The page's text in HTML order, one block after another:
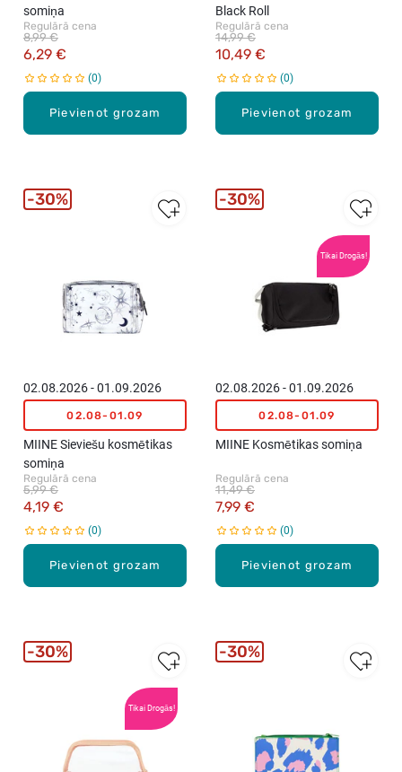
Pievienot grozam
somiņa
Regulārā cena
6,29 €
8,99 €
0
Pievienot grozam
Black Roll
Regulārā cena
10,49 €
14,99 €
0
Pievienot grozam
02.08.2026 - 01.09.2026
02.08-01.09
MIINE Sieviešu kosmētikas
somiņa
Regulārā cena
4,19 €
5,99 €
0
30%
Tikai Drogās!
Pievienot grozam
02.08.2026 - 01.09.2026
02.08-01.09
MIINE Kosmētikas somiņa
Regulārā cena
7,99 €
11,49 €
0
30%
Tikai Drogās!
30% 30%